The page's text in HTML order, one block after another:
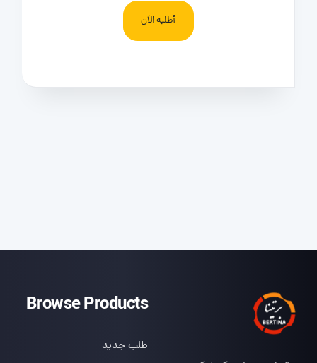
أطلبه الآن
Browse Products
طلب جديد